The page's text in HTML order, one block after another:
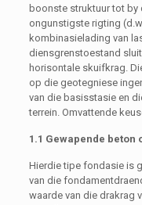
boonste struktuur tot by
ongunstigste rigting
kombinasielading van
diensgrenstoestand
horisontale skuifkrag.
op die geotegniese
van die basisstasie en
terrein. Omvattende
1.1 Gewapende
Hierdie tipe fondasie is
van die
waarde van die drakrag